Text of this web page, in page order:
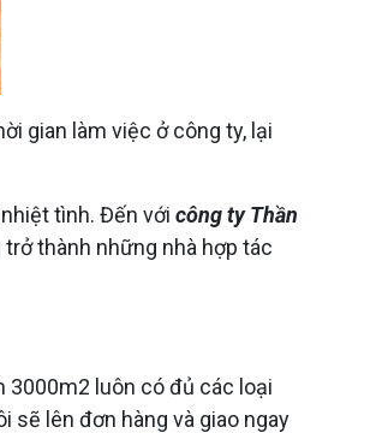
gian làm việc ở công ty, lại
tình. Đến với công ty Thần
thành những nhà hợp tác
3000m2 luôn có đủ các loại
sẽ lên đơn hàng và giao ngay